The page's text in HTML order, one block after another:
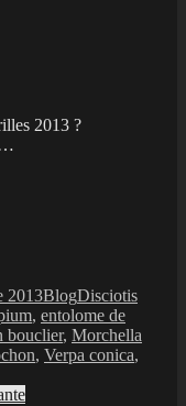
2013 ?
…
2013BlogDisciotis
, entolome de
bouclier, Morchella
, Verpa conica,